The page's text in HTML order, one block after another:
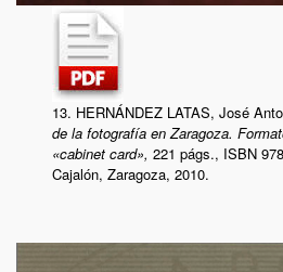
13. HERNÁNDEZ LATAS, José
de la fotografía en Zaragoza.
«cabinet card», 221 págs., ISBN
Cajalón, Zaragoza, 2010.